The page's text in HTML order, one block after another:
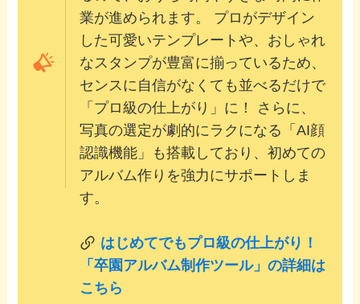
業が進められます。 プロがデザイン
した可愛いテンプレートや、おしゃれ
なスタンプが豊富に揃っているため、
センスに自信がなくても並べるだけで
「プロ級の仕上がり」に！ さらに、
写真の選定が劇的にラクになる「AI顔
認識機能」も搭載しており、初めての
アルバム作りを強力にサポートしま
す。
はじめてでもプロ級の仕上がり！
「卒園アルバム制作ツール」の詳細は
こちら